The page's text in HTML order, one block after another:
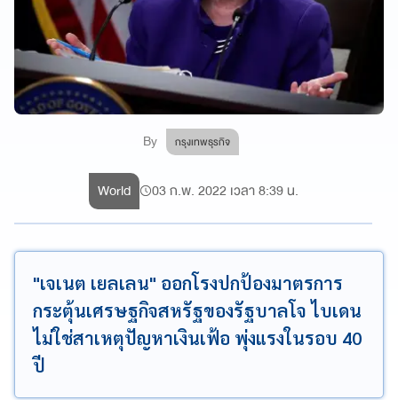
By กรุงเทพธุรกิจ
World 03 ก.พ. 2022 เวลา 8:39 น.
"เจเนต เยลเลน" ออกโรงปกป้องมาตรการ
กระตุ้นเศรษฐกิจสหรัฐของรัฐบาลโจ ไบเดน
ไม่ใช่สาเหตุปัญหาเงินเฟ้อ พุ่งแรงในรอบ 40
ปี